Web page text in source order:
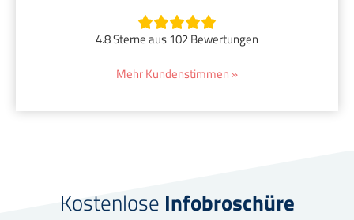
4.8 Sterne aus 102 Bewertungen
Mehr Kundenstimmen »
Kostenlose Infobroschüre